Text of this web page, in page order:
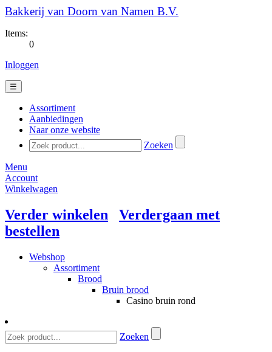
Bakkerij van Doorn van Namen B.V.
Items:
0
Inloggen
☰
Assortiment
Aanbiedingen
Naar onze website
Zoeken
Menu
Account
Winkelwagen
Verder winkelen
Verdergaan met
bestellen
Webshop
Assortiment
Brood
Bruin brood
Casino bruin rond
Zoeken